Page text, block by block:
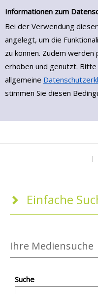
Einfache Suche
Informationen zum
Bei der Verwendung
angelegt, um die
zu können. Zudem
erhoben und genutzt.
allgemeine
stimmen Sie diesen
Zur Trefferliste springen
Einfache
Ihre Mediensuche
Suche